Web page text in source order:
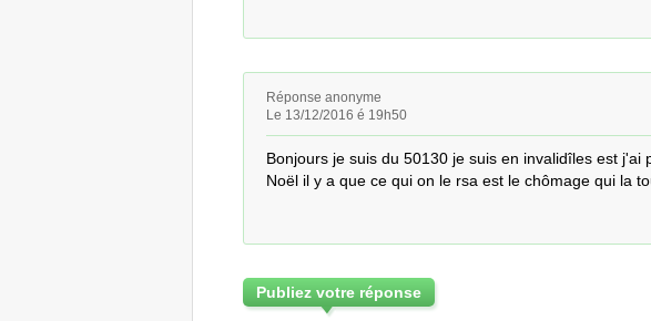
Réponse anonyme
Le 13/12/2016 é 19h50
Bonjours je suis du 50130 je suis en invalidîles est j'ai
Noël il y a que ce qui on le rsa est le chômage qui la
Publiez votre réponse